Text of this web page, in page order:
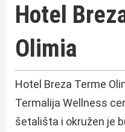
Hotel
Olimia
Hotel Breza Terme
Termalija Wellness
šetališta i okružen je